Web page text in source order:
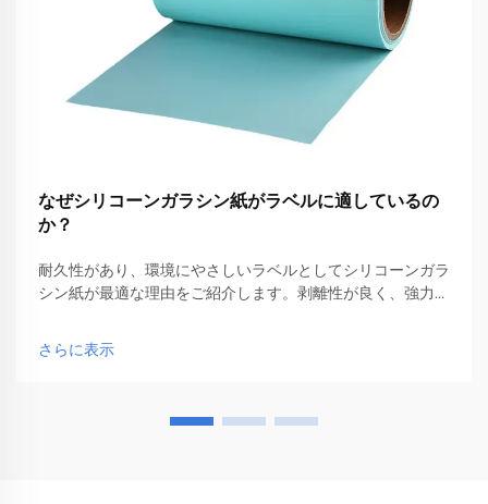
なぜシリコーンガラシン紙がラベルに適しているの
か？
耐久性があり、環境にやさしいラベルとしてシリコーンガラ
シン紙が最適な理由をご紹介します。剥離性が良く、強力な
さらに表示